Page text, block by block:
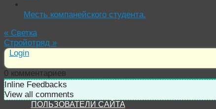
Месть компанейского студента.
« Светка
Стройотряд »
Login
0 комментариев
Inline Feedbacks
View all comments
ПОЛЬЗОВАТЕЛИ САЙТА